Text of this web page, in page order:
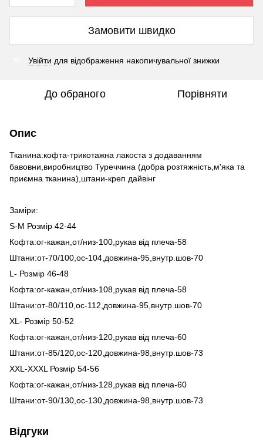
Замовити швидко
Увійти для відображення накопичувальної знижки
До обраного Порівняти
Опис
Тканина:кофта-трикотажна лакоста з додаванням
бавовни,виробництво Туреччина (добра розтяжність,м'яка та
приємна тканина),штани-креп дайвінг
Заміри:
S-M Розмір 42-44
Кофта:ог-кажан,от/низ-100,рукав від плеча-58
Штани:от-70/100,ос-104,довжина-95,внутр.шов-70
L- Розмір 46-48
Кофта:ог-кажан,от/низ-108,рукав від плеча-58
Штани:от-80/110,ос-112,довжина-95,внутр.шов-70
XL- Розмір 50-52
Кофта:ог-кажан,от/низ-120,рукав від плеча-60
Штани:от-85/120,ос-120,довжина-98,внутр.шов-73
XXL-XXXL Розмір 54-56
Кофта:ог-кажан,от/низ-128,рукав від плеча-60
Штани:от-90/130,ос-130,довжина-98,внутр.шов-73
Відгуки